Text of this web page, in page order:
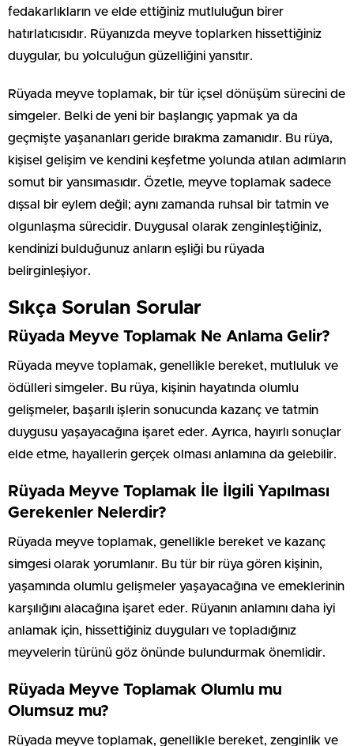
fedakarlıkların ve elde ettiğiniz mutluluğun birer
hatırlatıcısıdır. Rüyanızda meyve toplarken hissettiğiniz
duygular, bu yolculuğun güzelliğini yansıtır.
Rüyada meyve toplamak, bir tür içsel dönüşüm sürecini de
simgeler. Belki de yeni bir başlangıç yapmak ya da
geçmişte yaşananları geride bırakma zamanıdır. Bu rüya,
kişisel gelişim ve kendini keşfetme yolunda atılan adımların
somut bir yansımasıdır. Özetle, meyve toplamak sadece
dışsal bir eylem değil; aynı zamanda ruhsal bir tatmin ve
olgunlaşma sürecidir. Duygusal olarak zenginleştiğiniz,
kendinizi bulduğunuz anların eşliği bu rüyada
belirginleşiyor.
Sıkça Sorulan Sorular
Rüyada Meyve Toplamak Ne Anlama Gelir?
Rüyada meyve toplamak, genellikle bereket, mutluluk ve
ödülleri simgeler. Bu rüya, kişinin hayatında olumlu
gelişmeler, başarılı işlerin sonucunda kazanç ve tatmin
duygusu yaşayacağına işaret eder. Ayrıca, hayırlı sonuçlar
elde etme, hayallerin gerçek olması anlamına da gelebilir.
Rüyada Meyve Toplamak İle İlgili Yapılması
Gerekenler Nelerdir?
Rüyada meyve toplamak, genellikle bereket ve kazanç
simgesi olarak yorumlanır. Bu tür bir rüya gören kişinin,
yaşamında olumlu gelişmeler yaşayacağına ve emeklerinin
karşılığını alacağına işaret eder. Rüyanın anlamını daha iyi
anlamak için, hissettiğiniz duyguları ve topladığınız
meyvelerin türünü göz önünde bulundurmak önemlidir.
Rüyada Meyve Toplamak Olumlu mu
Olumsuz mu?
Rüyada meyve toplamak, genellikle bereket, zenginlik ve